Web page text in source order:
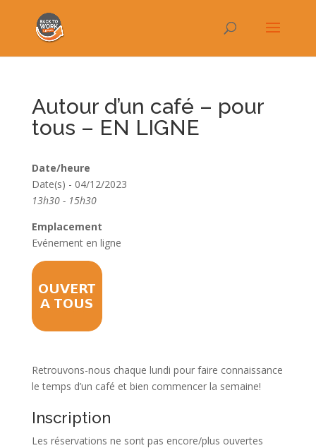
Autour d’un café – pour
tous – EN LIGNE
Date/heure
Date(s) - 04/12/2023
13h30 - 15h30
Emplacement
Evénement en ligne
Retrouvons-nous chaque lundi pour faire connaissance
le temps d’un café et bien commencer la semaine!
Inscription
Les réservations ne sont pas encore/plus ouvertes